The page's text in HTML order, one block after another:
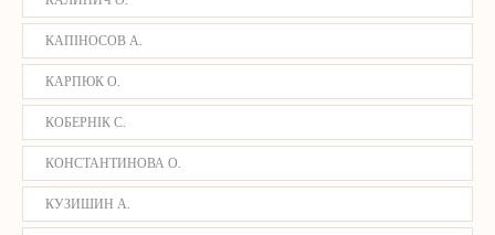
КАПІНОСОВ А.
КАРПЮК О.
КОБЕРНІК С.
КОНСТАНТИНОВА О.
КУЗИШИН А.